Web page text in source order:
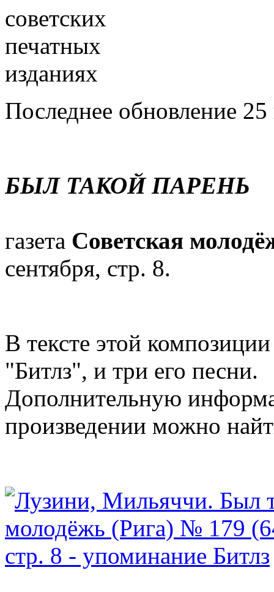
Последнее обновление
БЫЛ ТАКОЙ ПАРЕНЬ
газета Советская
сентября, стр. 8.
В тексте этой
"Битлз", и три его песни.
Дополнительную
произведении можно